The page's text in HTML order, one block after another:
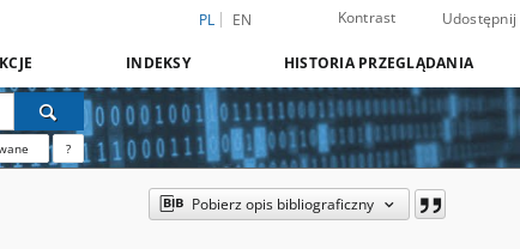
PL EN Kontrast Udostępnij
INDEKSY HISTORIA PRZEGLĄDANIA
?
Pobierz opis bibliograficzny